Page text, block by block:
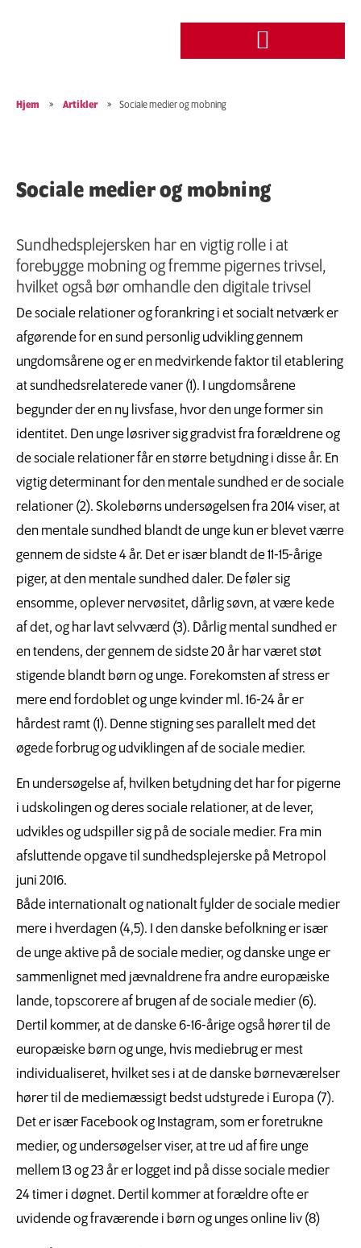
Hjem » Artikler » Sociale medier og mobning
Sociale medier og mobning
Sundhedsplejersken har en vigtig rolle i at
forebygge mobning og fremme pigernes trivsel,
hvilket også bør omhandle den digitale trivsel
De sociale relationer og forankring i et socialt netværk er
afgørende for en sund personlig udvikling gennem
ungdomsårene og er en medvirkende faktor til etablering
at sundhedsrelaterede vaner (1). I ungdomsårene
begynder der en ny livsfase, hvor den unge former sin
identitet. Den unge løsriver sig gradvist fra forældrene og
de sociale relationer får en større betydning i disse år. En
vigtig determinant for den mentale sundhed er de sociale
relationer (2). Skolebørns undersøgelsen fra 2014 viser, at
den mentale sundhed blandt de unge kun er blevet værre
gennem de sidste 4 år. Det er især blandt de 11-15-årige
piger, at den mentale sundhed daler. De føler sig
ensomme, oplever nervøsitet, dårlig søvn, at være kede
af det, og har lavt selvværd (3). Dårlig mental sundhed er
en tendens, der gennem de sidste 20 år har været støt
stigende blandt børn og unge. Forekomsten af stress er
mere end fordoblet og unge kvinder ml. 16-24 år er
hårdest ramt (1). Denne stigning ses parallelt med det
øgede forbrug og udviklingen af de sociale medier.
En undersøgelse af, hvilken betydning det har for pigerne
i udskolingen og deres sociale relationer, at de lever,
udvikles og udspiller sig på de sociale medier. Fra min
afsluttende opgave til sundhedsplejerske på Metropol
juni 2016.
Både internationalt og nationalt fylder de sociale medier
mere i hverdagen (4,5). I den danske befolkning er især
de unge aktive på de sociale medier, og danske unge er
sammenlignet med jævnaldrene fra andre europæiske
lande, topscorere af brugen af de sociale medier (6).
Dertil kommer, at de danske 6-16-årige også hører til de
europæiske børn og unge, hvis mediebrug er mest
individualiseret, hvilket ses i at de danske børneværelser
hører til de mediemæssigt bedst udstyrede i Europa (7).
Det er især Facebook og Instagram, som er foretrukne
medier, og undersøgelser viser, at tre ud af fire unge
mellem 13 og 23 år er logget ind på disse sociale medier
24 timer i døgnet. Dertil kommer at forældre ofte er
uvidende og fraværende i børn og unges online liv (8)